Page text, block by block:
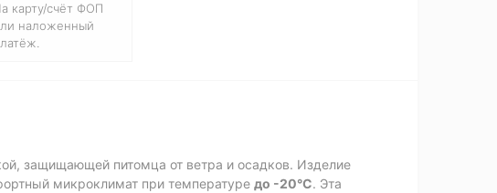
карту/счёт ФОП
наложенный
защищающей питомца от ветра и осадков. Изделие
микроклимат при температуре до -20°C. Эта